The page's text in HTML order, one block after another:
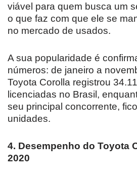
viável para quem busca um
o que faz com que ele se
no mercado de usados.
A sua popularidade é
números: de janeiro a
Toyota Corolla registrou
licenciadas no Brasil,
seu principal concorrente,
unidades.
4. Desempenho do Toyota
2020